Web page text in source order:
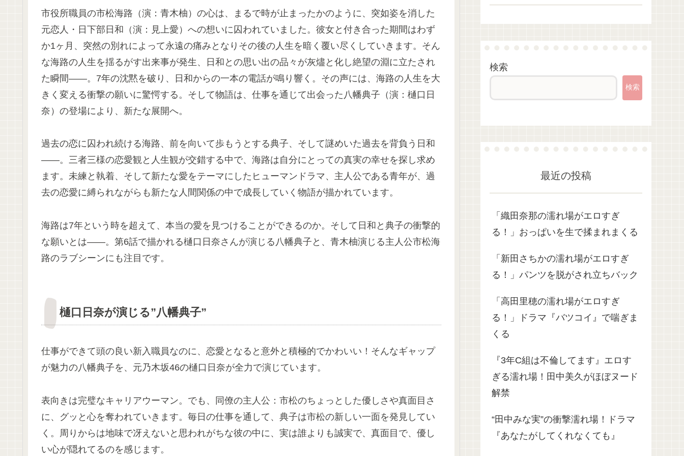
市役所職員の市松海路（演：青木柚）の心は、まるで時が止まったかのように、突如姿を消した
元恋人・日下部日和（演：見上愛）への想いに囚われていました。彼女と付き合った期間はわず
か1ヶ月、突然の別れによって永遠の痛みとなりその後の人生を暗く覆い尽くしていきます。そん
な海路の人生を揺るがす出来事が発生、日和との思い出の品々が灰燼と化し絶望の淵に立たされ
た瞬間——。7年の沈黙を破り、日和からの一本の電話が鳴り響く。その声には、海路の人生を大
きく変える衝撃の願いに驚愕する。そして物語は、仕事を通じて出会った八幡典子（演：樋口日
奈）の登場により、新たな展開へ。
過去の恋に囚われ続ける海路、前を向いて歩もうとする典子、そして謎めいた過去を背負う日和
——。三者三様の恋愛観と人生観が交錯する中で、海路は自分にとっての真実の幸せを探し求め
ます。未練と執着、そして新たな愛をテーマにしたヒューマンドラマ、主人公である青年が、過
去の恋愛に縛られながらも新たな人間関係の中で成長していく物語が描かれています。
海路は7年という時を超えて、本当の愛を見つけることができるのか。そして日和と典子の衝撃的
な願いとは——。第6話で描かれる樋口日奈さんが演じる八幡典子と、青木柚演じる主人公市松海
路のラブシーンにも注目です。
樋口日奈が演じる”八幡典子”
仕事ができて頭の良い新入職員なのに、恋愛となると意外と積極的でかわいい！そんなギャップ
が魅力の八幡典子を、元乃木坂46の樋口日奈が全力で演じています。
表向きは完璧なキャリアウーマン。でも、同僚の主人公：市松のちょっとした優しさや真面目さ
に、グッと心を奪われていきます。毎日の仕事を通して、典子は市松の新しい一面を発見してい
く。周りからは地味で冴えないと思われがちな彼の中に、実は誰よりも誠実で、真面目で、優し
い心が隠れてるのを感じます。
検索
検索
最近の投稿
「織田奈那の濡れ場がエロすぎ
る！」おっぱいを生で揉まれまくる
「新田さちかの濡れ場がエロすぎ
る！」パンツを脱がされ立ちバック
「高田里穂の濡れ場がエロすぎ
る！」ドラマ『バツコイ』で喘ぎま
くる
『3年C組は不倫してます』エロす
ぎる濡れ場！田中美久がほぼヌード
解禁
“田中みな実”の衝撃濡れ場！ドラマ
『あなたがしてくれなくても』